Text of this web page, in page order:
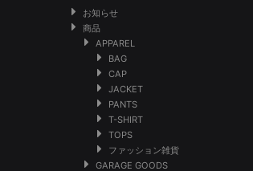
お知らせ
商品
APPAREL
BAG
CAP
JACKET
PANTS
T-SHIRT
TOPS
ファッション雑貨
GARAGE GOODS